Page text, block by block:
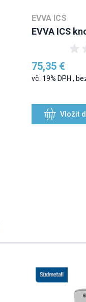
EVVA ICS
EVVA ICS
75,35 €
vč. 19% DPH ,
Vložit